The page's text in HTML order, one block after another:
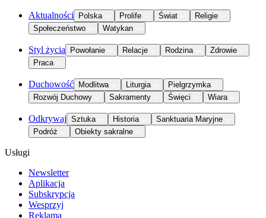
Aktualności Polska Prolife Świat
Religie
Społeczeństwo
Watykan
Styl życia Powołanie Relacje Rodzina
Zdrowie
Praca
Duchowość Modlitwa Liturgia
Pielgrzymka
Rozwój Duchowy
Sakramenty Święci Wiara
Odkrywaj Sztuka Historia
Sanktuaria Maryjne
Podróż
Obiekty sakralne
Usługi
Newsletter
Aplikacja
Subskrypcja
Wesprzyj
Reklama